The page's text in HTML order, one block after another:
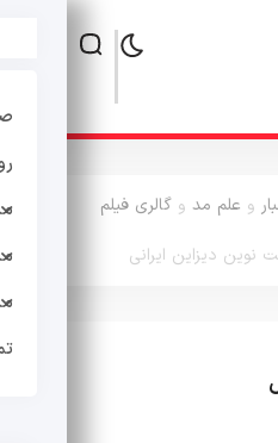
و علم مد و گالری فیلم
نوین دیزاین ایرانی